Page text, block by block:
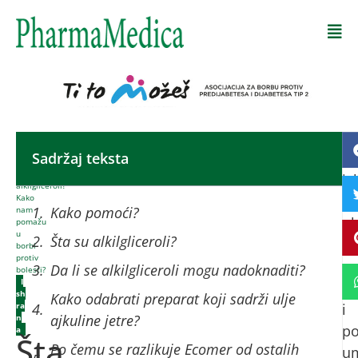
alkilgliceroli?
Kako
nam
pomažu
u
borbi
protiv
bolesti?
I
sh
ra
n
a
Sadržaj teksta
Kako pomoći?
Šta su alkilgliceroli?
Da li se alkilgliceroli mogu nadoknaditi?
Kako odabrati preparat koji sadrži ulje
ajkuline jetre?
Po čemu se razlikuje Ecomer od ostalih
i